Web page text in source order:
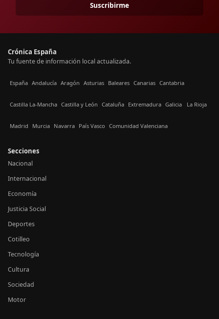
Suscribirme
Crónica España
Tu fuente de información local actualizada.
España Andalucía Aragón Asturias Baleares Canarias Cantabria
Castilla La-Mancha Castilla y León Cataluña Extremadura Galicia La Rioja
Madrid Murcia Navarra País Vasco Comunidad Valenciana
Secciones
Nacional
Internacional
Economía
Justicia Social
Deportes
Cotilleo
Tecnología
Cultura
Sociedad
Motor